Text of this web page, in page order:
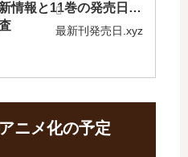
情報と11巻の発売日を
最新刊発売日.xyz
ニメ化の予定